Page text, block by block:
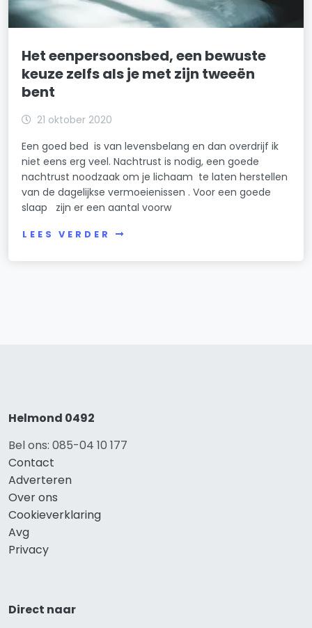
Het eenpersoonsbed, een bewuste
keuze zelfs als je met zijn tweeën
bent
21 oktober 2020
Een goed bed is van levensbelang en dan overdrijf ik
niet eens erg veel. Nachtrust is nodig, een goede
nachtrust noodzaak om je lichaam te laten herstellen
van de dagelijkse vermoeienissen . Voor een goede
slaap zijn er een aantal voorw
LEES VERDER
Helmond 0492
Bel ons: 085-04 10 177
Contact
Adverteren
Over ons
Cookieverklaring
Avg
Privacy
Direct naar